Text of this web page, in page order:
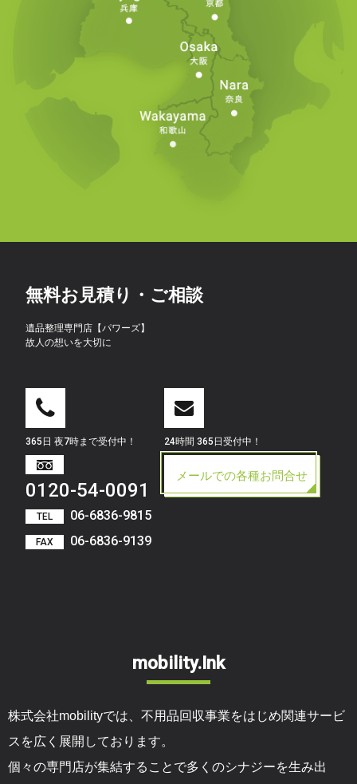
無料お見積り・ご相談
遺品整理専門店【パワーズ】
故人の想いを大切に
365日 夜7時まで受付中！
0120-54-0091
TEL 06-6836-9815
FAX 06-6836-9139
24時間 365日受付中！
メールでの各種お問合せ
mobility.Ink
株式会社mobilityでは、不用品回収事業をはじめ関連サービ
スを広く展開しております。
個々の専門店が集結することで多くのシナジーを生み出